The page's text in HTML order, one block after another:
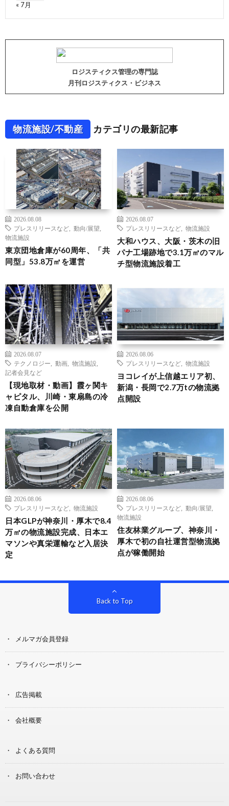
« 7月
ロジスティクス管理の専門誌
月刊ロジスティクス・ビジネス
物流施設/不動産 カテゴリの最新記事
2026.08.08
プレスリリースなど
動向/展望
物流施設
東京団地倉庫が60周年、「共
同型」53.8万㎡を運営
2026.08.07
プレスリリースなど
物流施設
大和ハウス、大阪・茨木の旧
パナ工場跡地で3.1万㎡のマル
チ型物流施設着工
2026.08.07
テクノロジー
動画 物流施設
記者会見など
【現地取材・動画】霞ヶ関キ
ャピタル、川崎・東扇島の冷
凍自動倉庫を公開
2026.08.06
プレスリリースなど
物流施設
ヨコレイが上信越エリア初、
新潟・長岡で2.7万tの物流拠
点開設
2026.08.06
プレスリリースなど
物流施設
日本GLPが神奈川・厚木で8.4
万㎡の物流施設完成、日本エ
マソンや真栄運輸など入居決
定
2026.08.06
プレスリリースなど
動向/展望
物流施設
住友林業グループ、神奈川・
厚木で初の自社運営型物流拠
点が稼働開始
Back to Top
メルマガ会員登録
プライバシーポリシー
広告掲載
会社概要
よくある質問
お問い合わせ